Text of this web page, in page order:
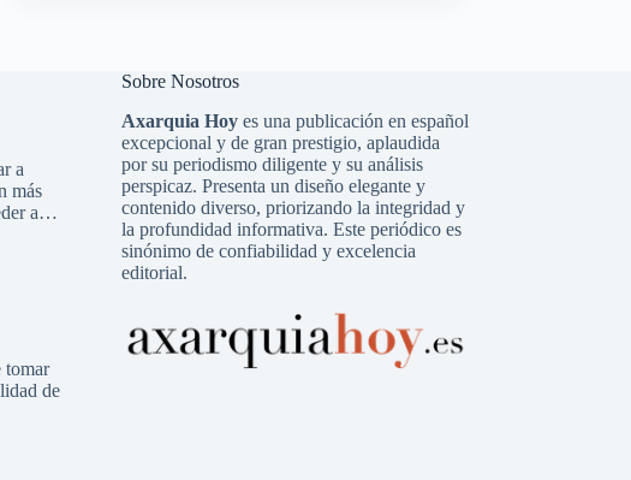
a
más
a…
tomar
de
Sobre Nosotros
Axarquia Hoyes una publicación en español
excepcional y de gran prestigio, aplaudida
por su periodismo diligente y su análisis
perspicaz. Presenta un diseño elegante y
contenido diverso, priorizando la integridad y
la profundidad informativa. Este periódico es
sinónimo de confiabilidad y excelencia
editorial.